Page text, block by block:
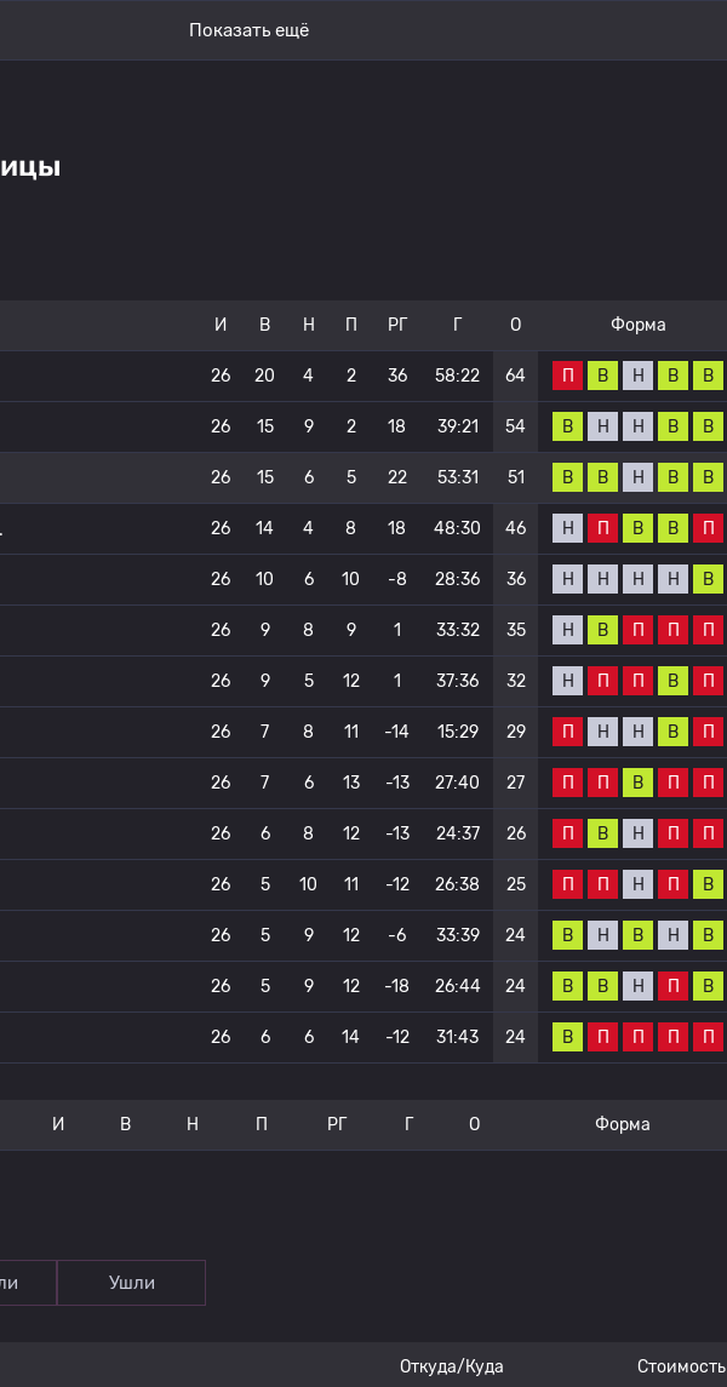
Показать ещё
И В Н П РГ Г О Форма
26 20 4 2 36 58:22 64 П В Н В В
26 15 9 2 18 39:21 54 В Н Н В В
26 15 6 5 22 53:31 51 В В Н В В
26 14 4 8 18 48:30 46 Н П В В П
26 10 6 10 -8 28:36 36 Н Н Н Н В
26 9 8 9 1 33:32 35 Н В П П П
26 9 5 12 1 37:36 32 Н П П В П
26 7 8 11 -14 15:29 29 П Н Н В П
26 7 6 13 -13 27:40 27 П П В П П
26 6 8 12 -13 24:37 26 П В Н П П
26 5 10 11 -12 26:38 25 П П Н П В
26 5 9 12 -6 33:39 24 В Н В Н В
26 5 9 12 -18 26:44 24 В В Н П В
26 6 6 14 -12 31:43 24 В П П П П
И В Н П РГ Г О Форма
Ушли
Откуда/Куда Стоимость